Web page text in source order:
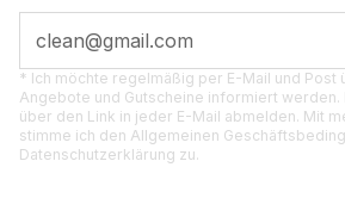
* Ich möchte regelmäßig per E-Mail und Post
Angebote und Gutscheine informiert werden.
über den Link in jeder E-Mail abmelden. Mit
stimme ich den Allgemeinen
Datenschutzerklärung zu.